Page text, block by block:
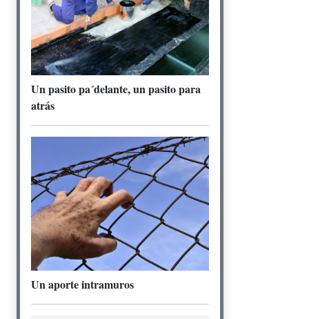
Un pasito pa´delante, un pasito para
atrás
Un aporte intramuros